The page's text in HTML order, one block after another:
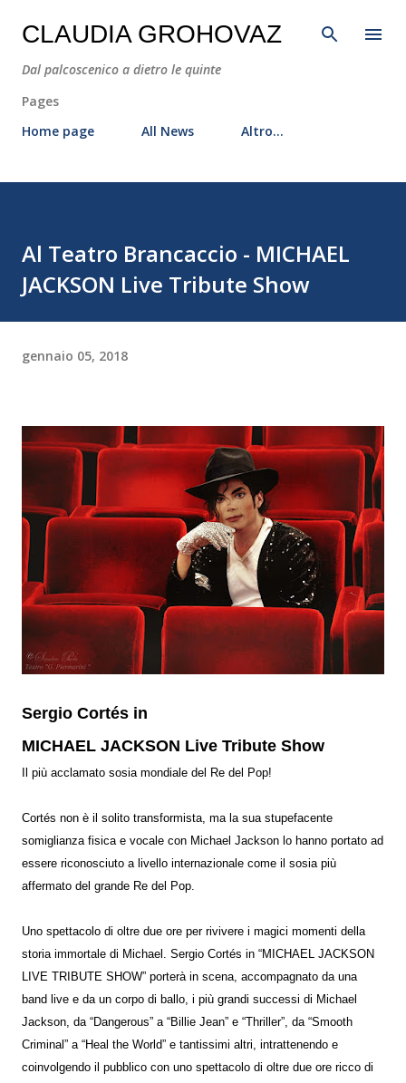
Passa ai contenuti principali
CLAUDIA GROHOVAZ
Dal palcoscenico a dietro le quinte
Pages
Home page
All News Altro…
Al Teatro Brancaccio - MICHAEL
JACKSON Live Tribute Show
gennaio 05, 2018
Sergio Cortés in
MICHAEL JACKSON Live Tribute Show
Il più acclamato sosia mondiale del Re del Pop!
Cortés non è il solito transformista, ma la sua stupefacente
somiglianza fisica e vocale con Michael Jackson lo hanno portato ad
essere riconosciuto a livello internazionale come il sosia più
affermato del grande Re del Pop.
Uno spettacolo di oltre due ore per rivivere i magici momenti della
storia immortale di Michael. Sergio Cortés in “MICHAEL JACKSON
LIVE TRIBUTE SHOW” porterà in scena, accompagnato da una
band live e da un corpo di ballo, i più grandi successi di Michael
Jackson, da “Dangerous” a “Billie Jean” e “Thriller”, da “Smooth
Criminal” a “Heal the World” e tantissimi altri, intrattenendo e
coinvolgendo il pubblico con uno spettacolo di oltre due ore ricco di